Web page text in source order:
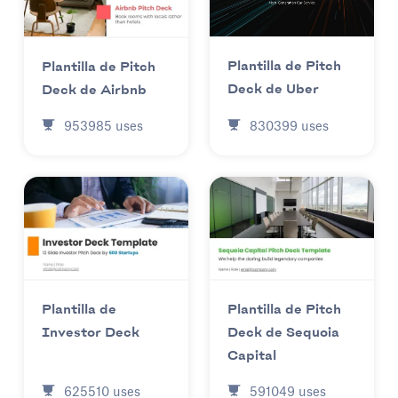
Plantilla de Pitch
Deck de Airbnb
953985 uses
Plantilla de Pitch
Deck de Uber
830399 uses
Plantilla de
Investor Deck
625510 uses
Plantilla de Pitch
Deck de Sequoia
Capital
591049 uses